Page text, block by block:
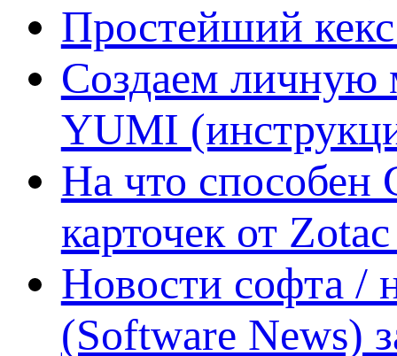
Простейший кекс
Создаем личную
YUMI
На что способен
карточек от
Новости софта /
(Software News)